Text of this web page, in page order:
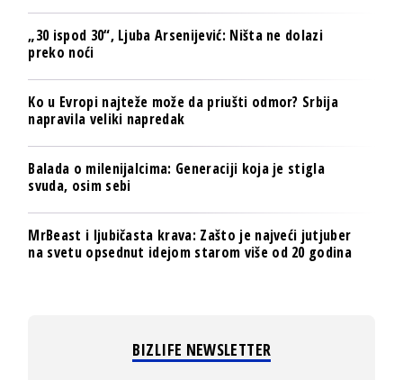
„30 ispod 30“, Ljuba Arsenijević: Ništa ne dolazi
preko noći
Ko u Evropi najteže može da priušti odmor? Srbija
napravila veliki napredak
Balada o milenijalcima: Generaciji koja je stigla
svuda, osim sebi
MrBeast i ljubičasta krava: Zašto je najveći jutjuber
na svetu opsednut idejom starom više od 20 godina
BIZLIFE NEWSLETTER